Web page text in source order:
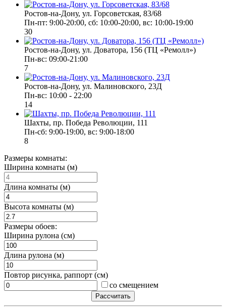
Ростов-на-Дону, ул. Горсоветская, 83/68
Пн-пт: 9:00-20:00, сб: 10:00-20:00, вс: 10:00-19:00
30
Ростов-на-Дону, ул. Доватора, 156 (ТЦ «Ремолл»)
Пн-вс: 09:00-21:00
7
Ростов-на-Дону, ул. Малиновского, 23Д
Пн-вс: 10:00 - 22:00
14
Шахты, пр. Победа Революции, 111
Пн-сб: 9:00-19:00, вс: 9:00-18:00
8
Размеры комнаты:
Ширина комнаты (м)
Длина комнаты (м)
Высота комнаты (м)
Размеры обоев:
Ширина рулона (см)
Длина рулона (м)
Повтор рисунка, раппорт (см)
со смещением